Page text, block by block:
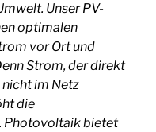
Unser PV-
optimalen
vor Ort und
Strom, der direkt
im Netz
die
Photovoltaik bietet